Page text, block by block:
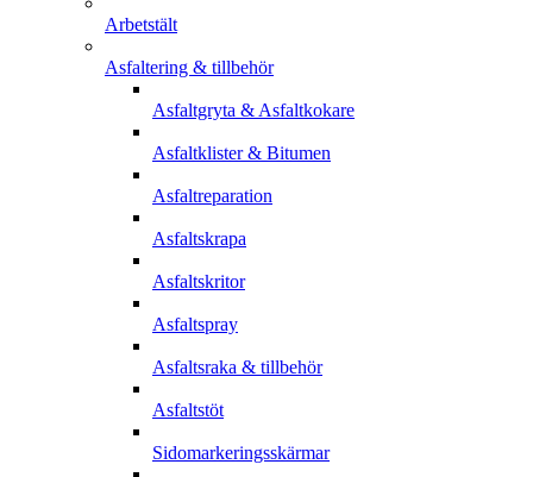
Arbetstält
Asfaltering & tillbehör
Asfaltgryta & Asfaltkokare
Asfaltklister & Bitumen
Asfaltreparation
Asfaltskrapa
Asfaltskritor
Asfaltspray
Asfaltsraka & tillbehör
Asfaltstöt
Sidomarkeringsskärmar